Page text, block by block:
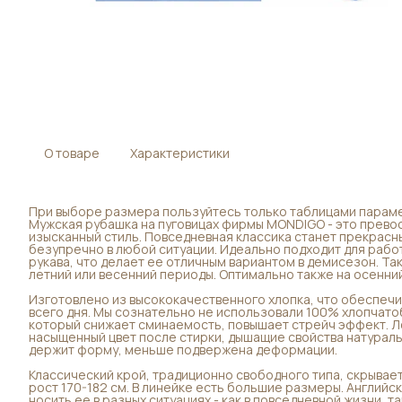
О товаре Характеристики
При выборе размера пользуйтесь только таблицами
Мужская рубашка на пуговицах фирмы MONDIGO - это
изысканный стиль. Повседневная классика станет
безупречно в любой ситуации. Идеально подходит для
рукава, что делает ее отличным вариантом в демисезон.
летний или весенний периоды. Оптимально также на
Изготовлено из высококачественного хлопка, что
всего дня. Мы сознательно не использовали 100%
который снижает сминаемость, повышает стрейч эффект.
насыщенный цвет после стирки, дышащие свойства
держит форму, меньше подвержена деформации.
Классический крой, традиционно свободного типа,
рост 170-182 см. В линейке есть большие размеры.